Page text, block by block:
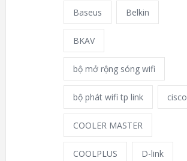
Baseus Belkin
BKAV
bộ mở rộng sóng wifi
bộ phát wifi tp link cisco
COOLER MASTER
COOLPLUS D-link